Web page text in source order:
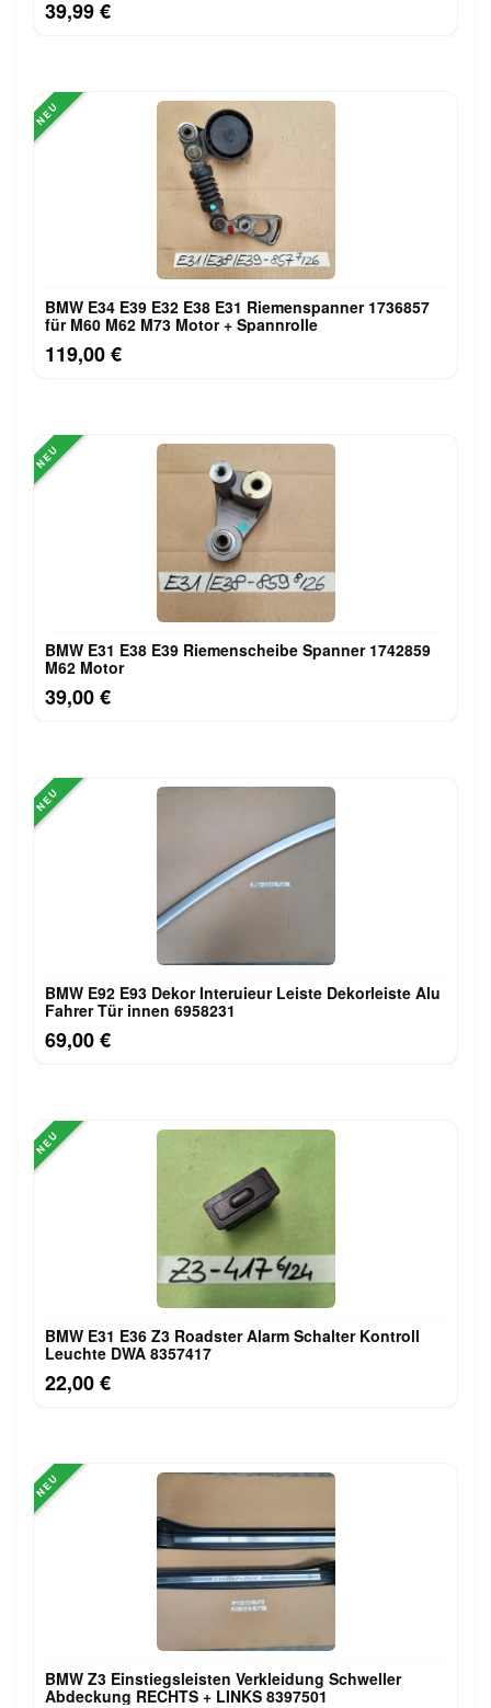
39,99 €
NEU
BMW E34 E39 E32 E38 E31 Riemenspanner 1736857
für M60 M62 M73 Motor + Spannrolle
119,00 €
NEU
BMW E31 E38 E39 Riemenscheibe Spanner 1742859
M62 Motor
39,00 €
NEU
BMW E92 E93 Dekor Interuieur Leiste Dekorleiste Alu
Fahrer Tür innen 6958231
69,00 €
NEU
BMW E31 E36 Z3 Roadster Alarm Schalter Kontroll
Leuchte DWA 8357417
22,00 €
NEU
BMW Z3 Einstiegsleisten Verkleidung Schweller
Abdeckung RECHTS + LINKS 8397501